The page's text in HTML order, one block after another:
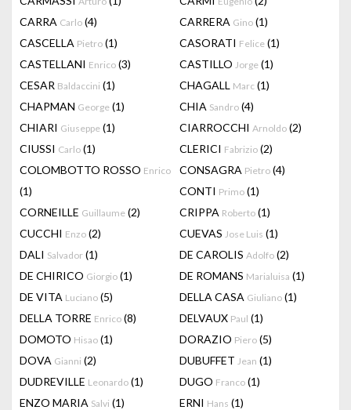
CARRA Carlo (4) CARRERA Gino (1)
CASCELLA Pietro (1) CASORATI Felice (1)
CASTELLANI Enrico (3) CASTILLO Jorge (1)
CESAR Baldaccini (1) CHAGALL Marc (1)
CHAPMAN George (1) CHIA Sandro (4)
CHIARI Giuseppe (1) CIARROCCHI Arnoldo (2)
CIUSSI Carlo (1) CLERICI Fabrizio (2)
COLOMBOTTO ROSSO Enrico
(1)
CONSAGRA Pietro (4)
CONTI Primo (1)
CORNEILLE Guillaume (2) CRIPPA Roberto (1)
CUCCHI Enzo (2) CUEVAS Jose Luis (1)
DALI Salvador (1) DE CAROLIS Adolfo (2)
DE CHIRICO Giorgio (1) DE ROMANS Marialuisa (1)
DE VITA Luciano (5) DELLA CASA Giuliano (1)
DELLA TORRE Enrico (8) DELVAUX Paul (1)
DOMOTO Hisao (1) DORAZIO Piero (5)
DOVA Gianni (2) DUBUFFET Jean (1)
DUDREVILLE Leonardo (1) DUGO Franco (1)
ENZO MARIA Salvi (1) ERNI Hans (1)